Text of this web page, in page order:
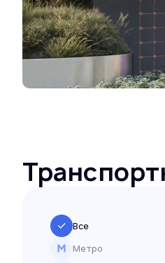
Все
Метро